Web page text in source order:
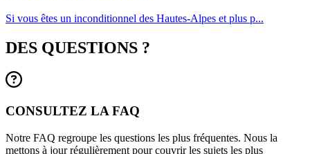
Si vous êtes un inconditionnel des Hautes-Alpes et plus p...
DES QUESTIONS ?
CONSULTEZ LA FAQ
Notre FAQ regroupe les questions les plus fréquentes. Nous la
mettons à jour régulièrement pour couvrir les sujets les plus